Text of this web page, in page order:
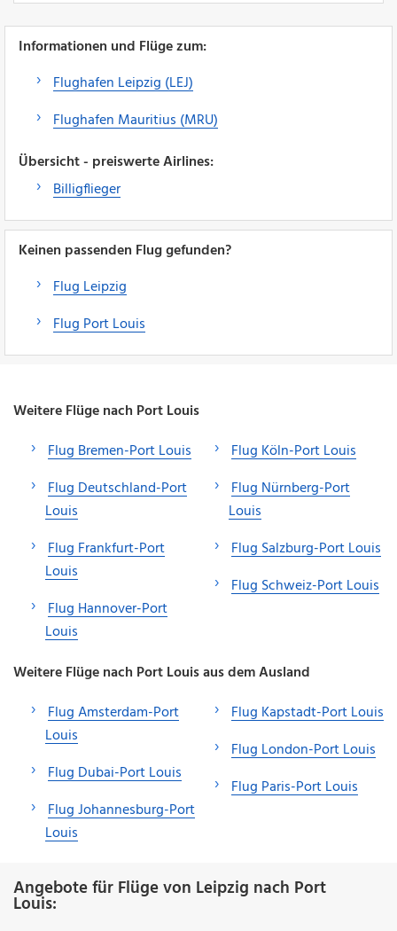
Informationen und Flüge zum:
Flughafen Leipzig (LEJ)
Flughafen Mauritius (MRU)
Übersicht - preiswerte Airlines:
Billigflieger
Keinen passenden Flug gefunden?
Flug Leipzig
Flug Port Louis
Weitere Flüge nach Port Louis
Flug Bremen-Port Louis
Flug Deutschland-Port
Louis
Flug Frankfurt-Port
Louis
Flug Hannover-Port
Louis
Flug Köln-Port Louis
Flug Nürnberg-Port
Louis
Flug Salzburg-Port Louis
Flug Schweiz-Port Louis
Weitere Flüge nach Port Louis aus dem Ausland
Flug Amsterdam-Port
Louis
Flug Dubai-Port Louis
Flug Johannesburg-Port
Louis
Flug Kapstadt-Port Louis
Flug London-Port Louis
Flug Paris-Port Louis
Angebote für Flüge von Leipzig nach Port
Louis: